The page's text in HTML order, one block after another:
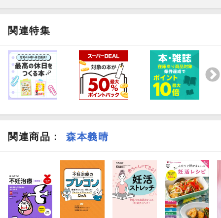
関連特集
関連商品 ： 森本義晴